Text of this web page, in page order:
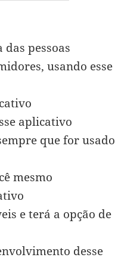
pessoas
usando esse
aplicativo
que for usado
mesmo
e terá a opção de
desse